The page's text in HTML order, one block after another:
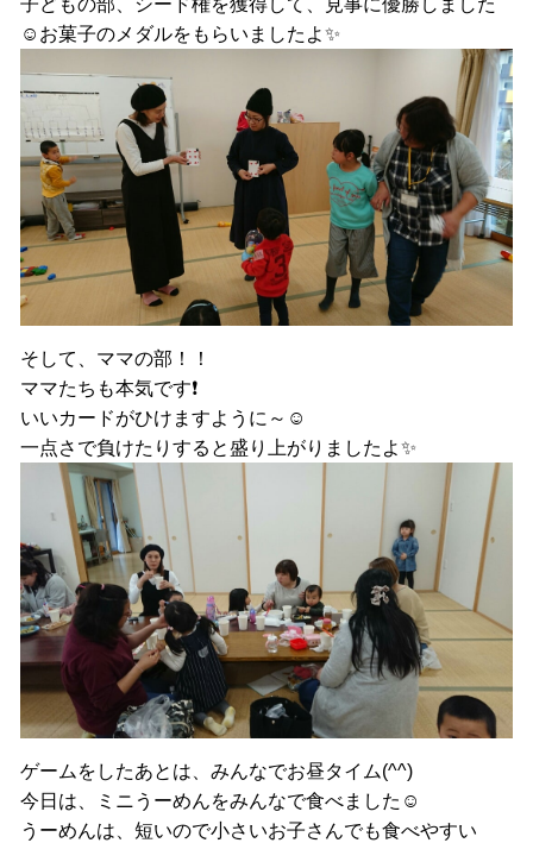
☺お菓子のメダルをもらいましたよ✨
そして、ママの部！！
ママたちも本気です❗
いいカードがひけますように～☺
一点さで負けたりすると盛り上がりましたよ✨
ゲームをしたあとは、みんなでお昼タイム(^^)
今日は、ミニうーめんをみんなで食べました☺
うーめんは、短いので小さいお子さんでも食べやすい